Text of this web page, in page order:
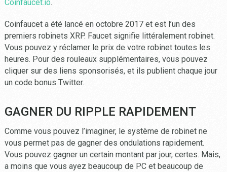
Coinfaucet.io.
Coinfaucet a été lancé en octobre 2017 et est l’un des
premiers robinets XRP. Faucet signifie littéralement robinet.
Vous pouvez y réclamer le prix de votre robinet toutes les
heures. Pour des rouleaux supplémentaires, vous pouvez
cliquer sur des liens sponsorisés, et ils publient chaque jour
un code bonus Twitter.
GAGNER DU RIPPLE RAPIDEMENT
Comme vous pouvez l’imaginer, le système de robinet ne
vous permet pas de gagner des ondulations rapidement.
Vous pouvez gagner un certain montant par jour, certes. Mais,
a moins que vous ayez beaucoup de PC et beaucoup de